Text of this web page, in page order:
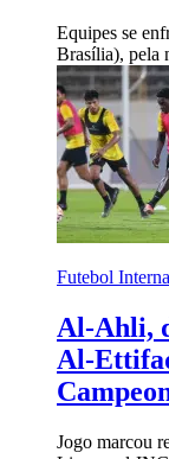
Equipes se
Brasília), pela
Futebol
Al-Ahli,
Al-
Jogo marcou